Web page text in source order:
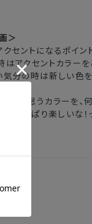
＞
クセントになるポイ
はアクセントカラーを
気分の時は新しい色
いと思うカラーを、
てやっぱり楽しいな
件